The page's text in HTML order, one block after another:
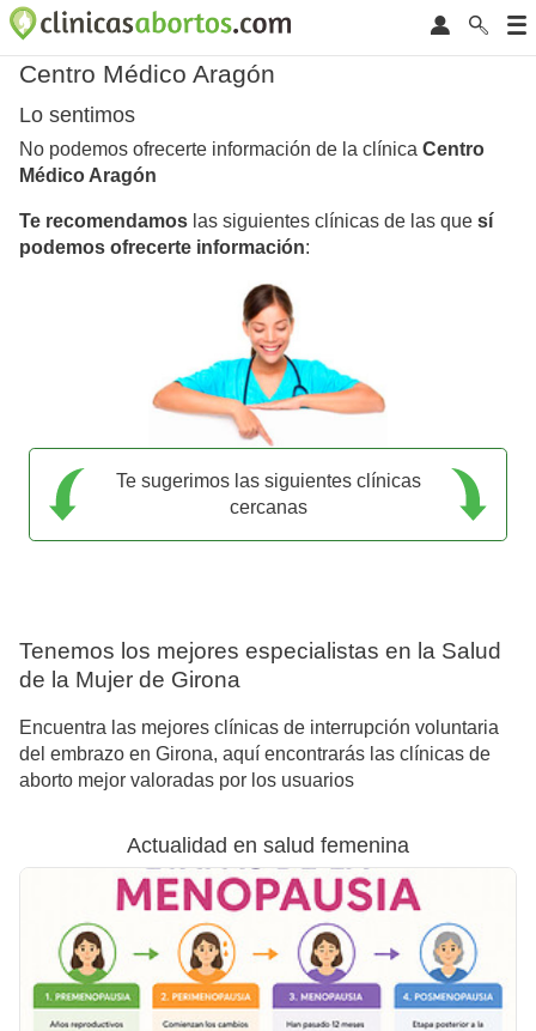
Centro Médico Aragón
Lo sentimos
No podemos ofrecerte información de la clínica Centro
Médico Aragón
Te recomendamos las siguientes clínicas de las que sí
podemos ofrecerte información:
Te sugerimos las siguientes clínicas
cercanas
Tenemos los mejores especialistas en la Salud
de la Mujer de Girona
Encuentra las mejores clínicas de interrupción voluntaria
del embrazo en Girona, aquí encontrarás las clínicas de
aborto mejor valoradas por los usuarios
Actualidad en salud femenina